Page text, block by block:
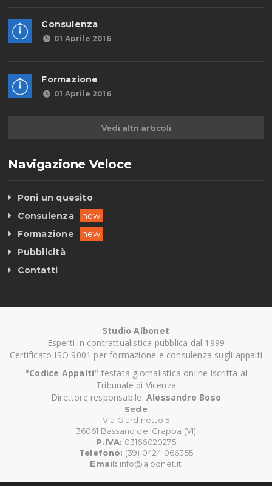
Consulenza
01 Aprile 2016
Formazione
01 Aprile 2016
Vedi altri articoli
Navigazione Veloce
Poni un quesito
Consulenza
new
Formazione
new
Pubblicità
Contatti
Studio Albonet
Esperti in contrattualistica pubblica dal 1999
Certificato ISO 9001 per formazione e consulenza sugli appalti
"Codice Appalti" testata giornalistica online iscritta al
Tribunale di Vicenza
Direttore responsabile: Alessandro Boso
Sede
Via Giardinetto 5
36061 Bassano del Grappa (VI)
P.IVA: 03166020275
Telefono: (39) 0424 066355
Email: info@albonet.it